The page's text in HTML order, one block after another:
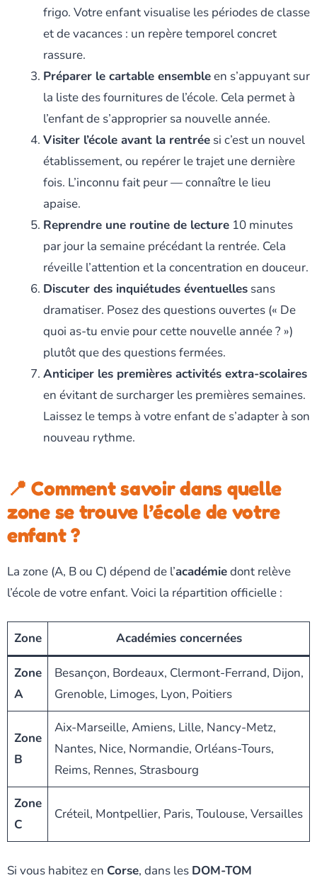
frigo. Votre enfant visualise les périodes de classe
et de vacances : un repère temporel concret
rassure.
Préparer le cartable ensembleen s’appuyant sur
la liste des fournitures de l’école. Cela permet à
l’enfant de s’approprier sa nouvelle année.
Visiter l’école avant la rentrée si c’est un nouvel
établissement, ou repérer le trajet une dernière
fois. L’inconnu fait peur — connaître le lieu
apaise.
Reprendre une routine de lecture 10 minutes
par jour la semaine précédant la rentrée. Cela
réveille l’attention et la concentration en douceur.
Discuter des inquiétudes éventuelles sans
dramatiser. Posez des questions ouvertes (« De
quoi as-tu envie pour cette nouvelle année ? »)
plutôt que des questions fermées.
Anticiper les premières activités extra-scolaires
en évitant de surcharger les premières semaines.
Laissez le temps à votre enfant de s’adapter à son
nouveau rythme.
📍 Comment savoir dans quelle
zone se trouve l’école de votre
enfant ?
La zone (A, B ou C) dépend de l’académiedont relève
l’école de votre enfant. Voici la répartition officielle :
Zone Académies concernées
Zone
A
Besançon, Bordeaux, Clermont-Ferrand, Dijon,
Grenoble, Limoges, Lyon, Poitiers
Zone
B
Aix-Marseille, Amiens, Lille, Nancy-Metz,
Nantes, Nice, Normandie, Orléans-Tours,
Reims, Rennes, Strasbourg
Zone
C
Créteil, Montpellier, Paris, Toulouse, Versailles
Si vous habitez en Corse, dans les DOM-TOM